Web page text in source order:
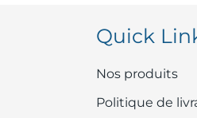
Quick
Nos produits
Politique de